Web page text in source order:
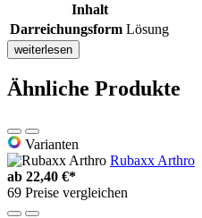
Inhalt
Darreichungsform Lösung
weiterlesen
Ähnliche Produkte
Varianten
Rubaxx Arthro
ab 22,40 €*
69 Preise vergleichen